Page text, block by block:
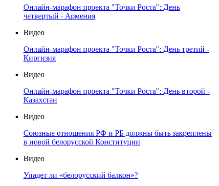
Онлайн-марафон проекта "Точки Роста": День
четвертый - Армения
Видео
Онлайн-марафон проекта "Точки Роста": День третий -
Киргизия
Видео
Онлайн-марафон проекта "Точки Роста": День второй -
Казахстан
Видео
Союзные отношения РФ и РБ должны быть закреплены
в новой белорусской Конституции
Видео
Упадет ли «белорусский балкон»?